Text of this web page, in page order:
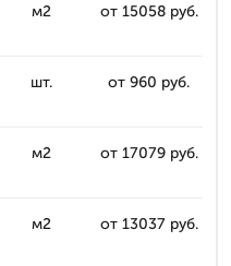
м2 от 15058 руб.
шт. от 960 руб.
м2 от 17079 руб.
м2 от 13037 руб.